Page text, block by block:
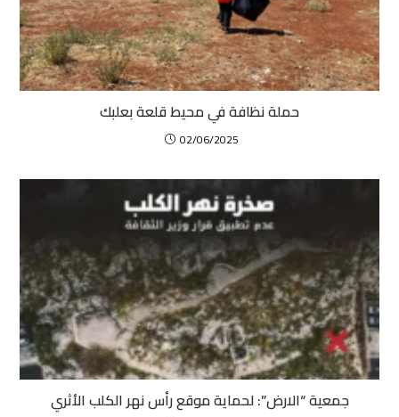
حملة نظافة في محيط قلعة بعلبك
02/06/2025
جمعية “الارض”: لحماية موقع رأس نهر الكلب الأثري